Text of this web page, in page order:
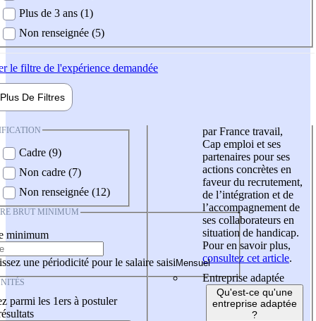
Plus de 3 ans (1)
Non renseignée (5)
le filtre de l'expérience demandée
Plus De Filtres
Cadre (9)
Non cadre (7)
Non renseignée (12)
BRUT MINIMUM
minimum
une périodicité pour le salaire saisi
parmi les 1ers à postuler
par France travail,
Cap emploi et ses
partenaires pour ses
actions concrètes en
faveur du recrutement,
de l’intégration et de
l’accompagnement de
ses collaborateurs en
situation de handicap.
Pour en savoir plus,
consultez cet article.
Entreprise adaptée
Qu'est-ce qu'une
entreprise adaptée
?